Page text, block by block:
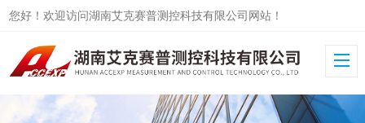
您好！欢迎访问湖南艾克赛普测控科技有限公司网站！